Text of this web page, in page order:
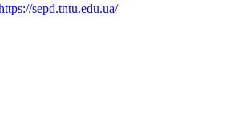
sepd.tntu.edu.ua/